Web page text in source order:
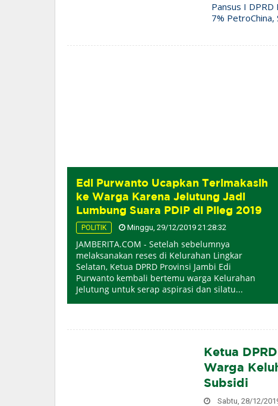
Pansus I
7% PetroChina,
Edi Purwanto Ucapkan Terimakasih
ke Warga Karena Jelutung Jadi
Lumbung Suara PDIP di Pileg 2019
POLITIK Minggu, 29/12/2019 21:28:32
JAMBERITA.COM - Setelah sebelumnya
melaksanakan reses di Kelurahan Lingkar
Selatan, Ketua DPRD Provinsi Jambi Edi
Purwanto kembali bertemu warga Kelurahan
Jelutung untuk serap aspirasi dan silatu...
Ketua
Warga
Subsidi
Sabtu, 28/12/